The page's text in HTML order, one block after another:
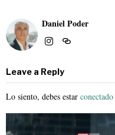
Daniel Poder
Leave a Reply
Lo siento, debes estar conectado